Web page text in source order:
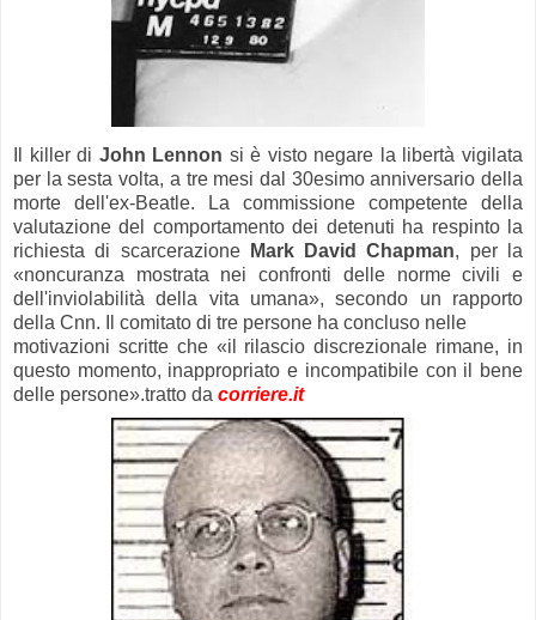
Il killer di John Lennon si è visto negare la libertà vigilata
per la sesta volta, a tre mesi dal 30esimo anniversario della
morte dell'ex-Beatle. La commissione competente della
valutazione del comportamento dei detenuti ha respinto la
richiesta di scarcerazione
Mark David Chapman, per la
«noncuranza mostrata nei confronti delle norme civili e
dell'inviolabilità della vita umana», secondo un rapporto
della Cnn. Il comitato di tre persone ha concluso nelle
motivazioni scritte che «il rilascio discrezionale rimane, in
questo momento, inappropriato e incompatibile con il bene
delle persone».tratto da corriere.it